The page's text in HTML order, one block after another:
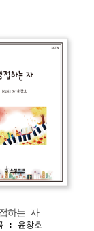
하는 자
: 윤창호